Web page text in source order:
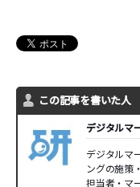
この記事を書いた人
デジタルマ
デジタルマ
ングの施策
担当者・マ